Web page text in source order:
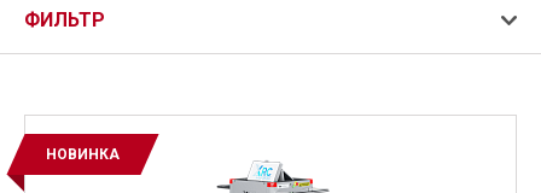
ФИЛЬТР
НОВИНКА